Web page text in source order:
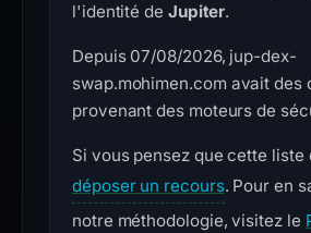
l'identité de Jupiter.
Depuis 07/08/2026, jup-dex-
swap.mohimen.com avait des
provenant des moteurs de
Si vous pensez que cette liste
déposer un recours. Pour en
notre méthodologie, visitez le